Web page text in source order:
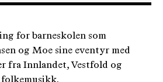
for barneskolen som
og Moe sine eventyr med
fra Innlandet, Vestfold og